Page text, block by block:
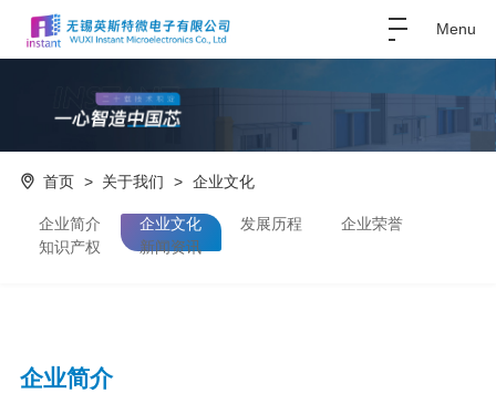
Menu
企业简介 企业文化 发展历程
企业荣誉
知识产权
新闻资讯
首页 > 关于我们 > 企业文化
企业简介